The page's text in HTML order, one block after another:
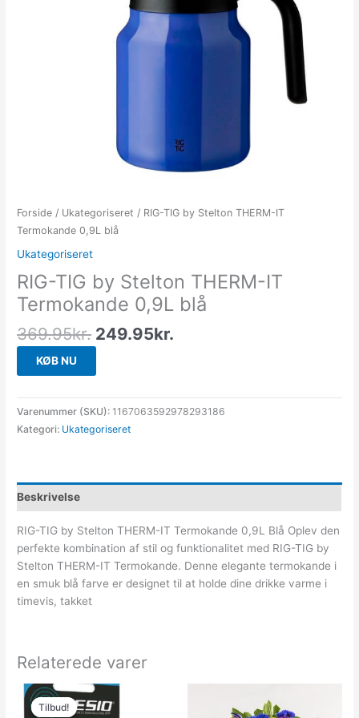
Forside / Ukategoriseret / RIG-TIG by Stelton THERM-IT
Termokande 0,9L blå
Ukategoriseret
RIG-TIG by Stelton THERM-IT
Termokande 0,9L blå
369.95kr. 249.95kr.
KØB NU
Varenummer (SKU): 1167063592978293186
Kategori: Ukategoriseret
Beskrivelse
RIG-TIG by Stelton THERM-IT Termokande 0,9L Blå Oplev den
perfekte kombination af stil og funktionalitet med RIG-TIG by
Stelton THERM-IT Termokande. Denne elegante termokande i
en smuk blå farve er designet til at holde dine drikke varme i
timevis, takket
Relaterede varer
Tilbud!
Tilbud!
Den
oprindelige
pris
Den
aktuelle
pris